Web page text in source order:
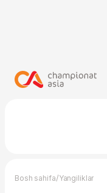
Bosh sahifa/Yangiliklar